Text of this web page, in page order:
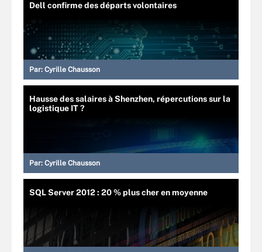
Dell confirme des départs volontaires
Par: Cyrille Chausson
Hausse des salaires à Shenzhen, répercutions sur la
logistique IT ?
Par: Cyrille Chausson
SQL Server 2012 : 20 % plus cher en moyenne